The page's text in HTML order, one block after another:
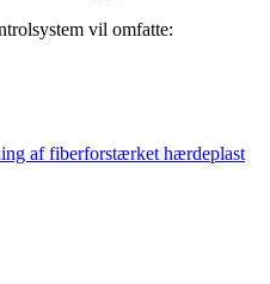
vil omfatte:
af fiberforstærket hærdeplast